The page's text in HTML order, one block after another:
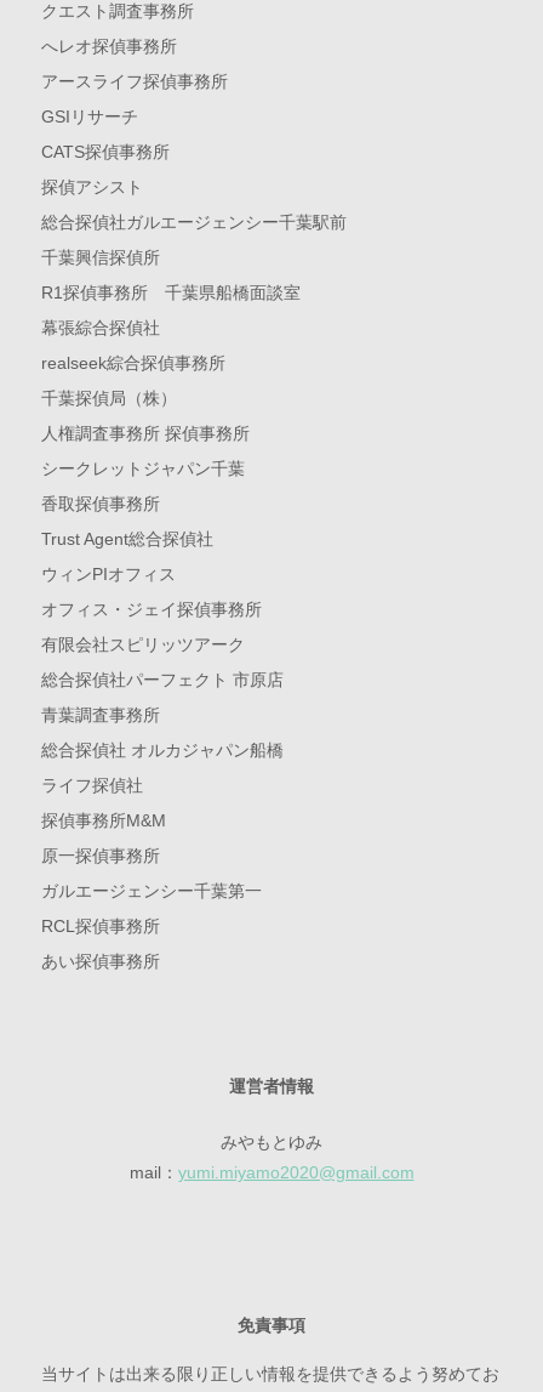
クエスト調査事務所
へレオ探偵事務所
アースライフ探偵事務所
GSIリサーチ
CATS探偵事務所
探偵アシスト
総合探偵社ガルエージェンシー千葉駅前
千葉興信探偵所
R1探偵事務所 千葉県船橋面談室
幕張綜合探偵社
realseek綜合探偵事務所
千葉探偵局（株）
人権調査事務所 探偵事務所
シークレットジャパン千葉
香取探偵事務所
Trust Agent総合探偵社
ウィンPIオフィス
オフィス・ジェイ探偵事務所
有限会社スピリッツアーク
総合探偵社パーフェクト 市原店
青葉調査事務所
総合探偵社 オルカジャパン船橋
ライフ探偵社
探偵事務所M&M
原一探偵事務所
ガルエージェンシー千葉第一
RCL探偵事務所
あい探偵事務所
運営者情報
みやもとゆみ
mail： yumi.miyamo2020@gmail.com
免責事項
当サイトは出来る限り正しい情報を提供できるよう努めてお